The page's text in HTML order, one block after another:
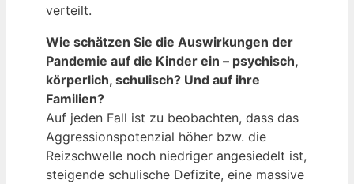
verteilt.
Wie schätzen Sie die Auswirkungen der
Pandemie auf die Kinder ein – psychisch,
körperlich, schulisch? Und auf ihre
Familien?
Auf jeden Fall ist zu beobachten, dass das
Aggressionspotenzial höher bzw. die
Reizschwelle noch niedriger angesiedelt ist,
steigende schulische Defizite, eine massive